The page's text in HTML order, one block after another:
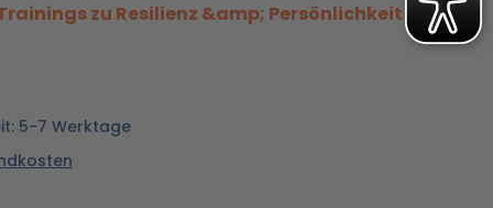
zu Resilienz &amp; Persönlichkeit
5-7 Werktage